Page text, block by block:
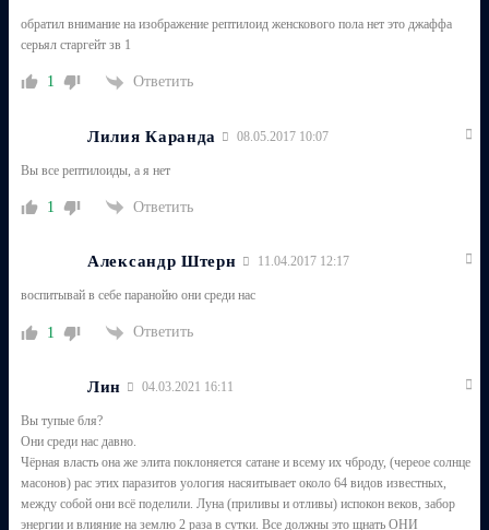
обратил внимание на изображение рептилоид женскового пола нет это джаффа
серьял старгейт зв 1
1 Ответить
Лилия Каранда 08.05.2017 10:07
Вы все рептилоиды, а я нет
1 Ответить
Александр Штерн 11.04.2017 12:17
воспитывай в себе паранойю они среди нас
1 Ответить
Лин 04.03.2021 16:11
Вы тупые бля?
Они среди нас давно.
Чёрная власть она же элита поклоняется сатане и всему их чброду, (череое солнце
масонов) рас этих паразитов уология насяитывает около 64 видов известных,
между собой они всё поделили. Луна (приливы и отливы) испокон веков, забор
энергии и влияние на землю 2 раза в сутки. Все должны это щнать ОНИ